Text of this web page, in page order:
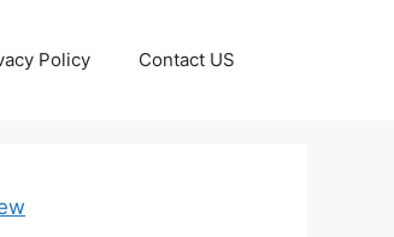
Policy Contact US